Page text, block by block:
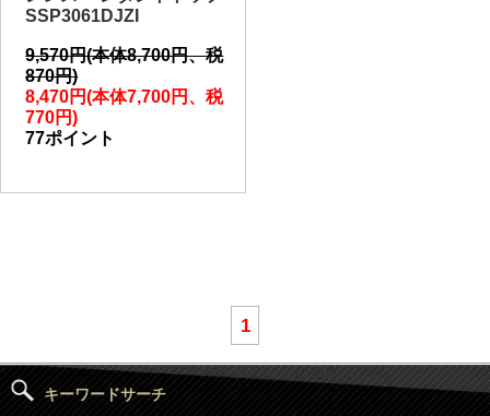
SSP3061DJZI
9,570円(本体8,700円、税
870円)
8,470円(本体7,700円、税
770円)
77ポイント
1
キーワードサーチ